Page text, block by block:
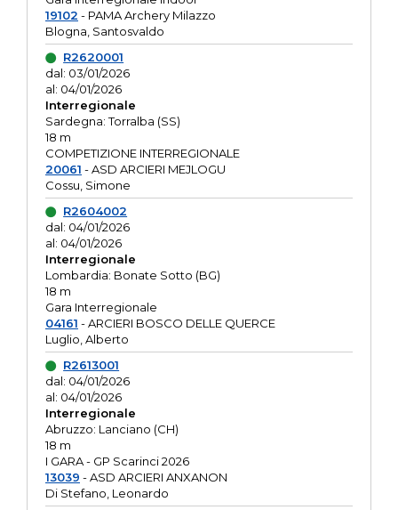
19102 - PAMA Archery Milazzo
Blogna, Santosvaldo
R2620001
dal: 03/01/2026
al: 04/01/2026
Interregionale
Sardegna: Torralba (SS)
18 m
COMPETIZIONE INTERREGIONALE
20061 - ASD ARCIERI MEJLOGU
Cossu, Simone
R2604002
dal: 04/01/2026
al: 04/01/2026
Interregionale
Lombardia: Bonate Sotto (BG)
18 m
Gara Interregionale
04161 - ARCIERI BOSCO DELLE QUERCE
Luglio, Alberto
R2613001
dal: 04/01/2026
al: 04/01/2026
Interregionale
Abruzzo: Lanciano (CH)
18 m
I GARA - GP Scarinci 2026
13039 - ASD ARCIERI ANXANON
Di Stefano, Leonardo